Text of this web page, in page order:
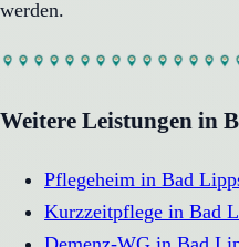
werden.
Weitere Leistungen in
Pflegeheim in Bad
Kurzzeitpflege in Bad